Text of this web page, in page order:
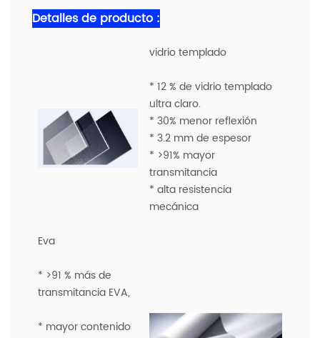
Detalles de producto :
vidrio templado
* 12 % de vidrio templado
ultra claro.
* 30% menor reflexión
* 3.2 mm de espesor
* >91% mayor
transmitancia
* alta resistencia
mecánica
Eva
* >91 % más de
transmitancia EVA,
* mayor contenido